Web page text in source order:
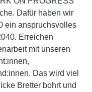
Dafür haben wir
ein anspruchsvolles
Erreichen
mit unseren
Das wird viel
Bretter bohrt und